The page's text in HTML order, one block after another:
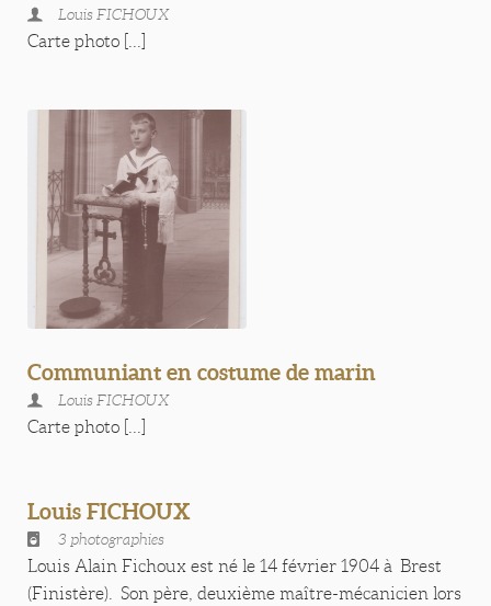
Louis FICHOUX
Carte photo [...]
Communiant en costume de marin
Louis FICHOUX
Carte photo [...]
Louis FICHOUX
3 photographies
Louis Alain Fichoux est né le 14 février 1904 à Brest
(Finistère). Son père, deuxième maître-mécanicien lors